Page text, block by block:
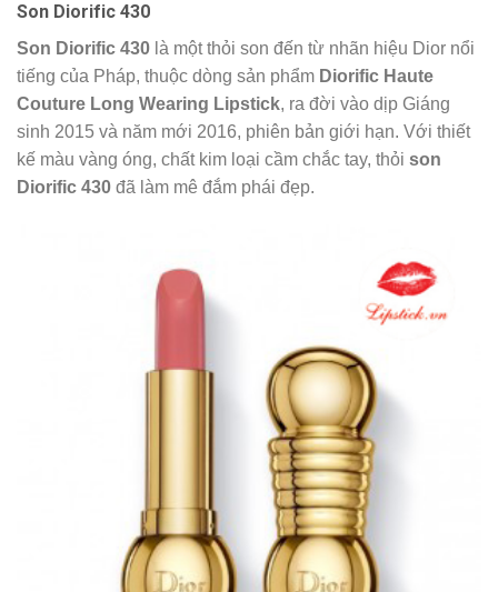
Son Diorific 430
Son Diorific 430 là một thỏi son đến từ nhãn hiệu Dior nổi
tiếng của Pháp, thuộc dòng sản phẩm Diorific Haute
Couture Long Wearing Lipstick, ra đời vào dịp Giáng
sinh 2015 và năm mới 2016, phiên bản giới hạn. Với thiết
kế màu vàng óng, chất kim loại cầm chắc tay, thỏi son
Diorific 430 đã làm mê đắm phái đẹp.